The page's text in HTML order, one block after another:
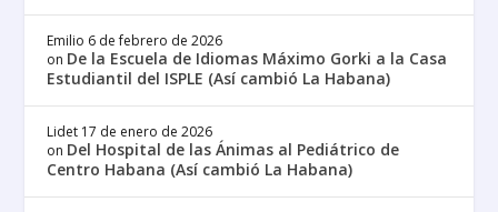
Emilio 6 de febrero de 2026
on De la Escuela de Idiomas Máximo Gorki a la Casa
Estudiantil del ISPLE (Así cambió La Habana)
Lidet 17 de enero de 2026
on Del Hospital de las Ánimas al Pediátrico de
Centro Habana (Así cambió La Habana)